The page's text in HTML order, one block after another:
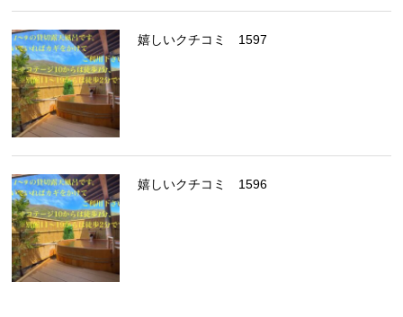
嬉しいクチコミ 1597
嬉しいクチコミ 1596